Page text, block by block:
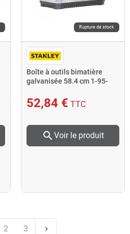
Rupture de stock
Boîte à outils bimatière
galvanisée 58.4 cm 1-95-
52,84 € TTC
search Voir le produit
2 3 keyboard_arrow_right